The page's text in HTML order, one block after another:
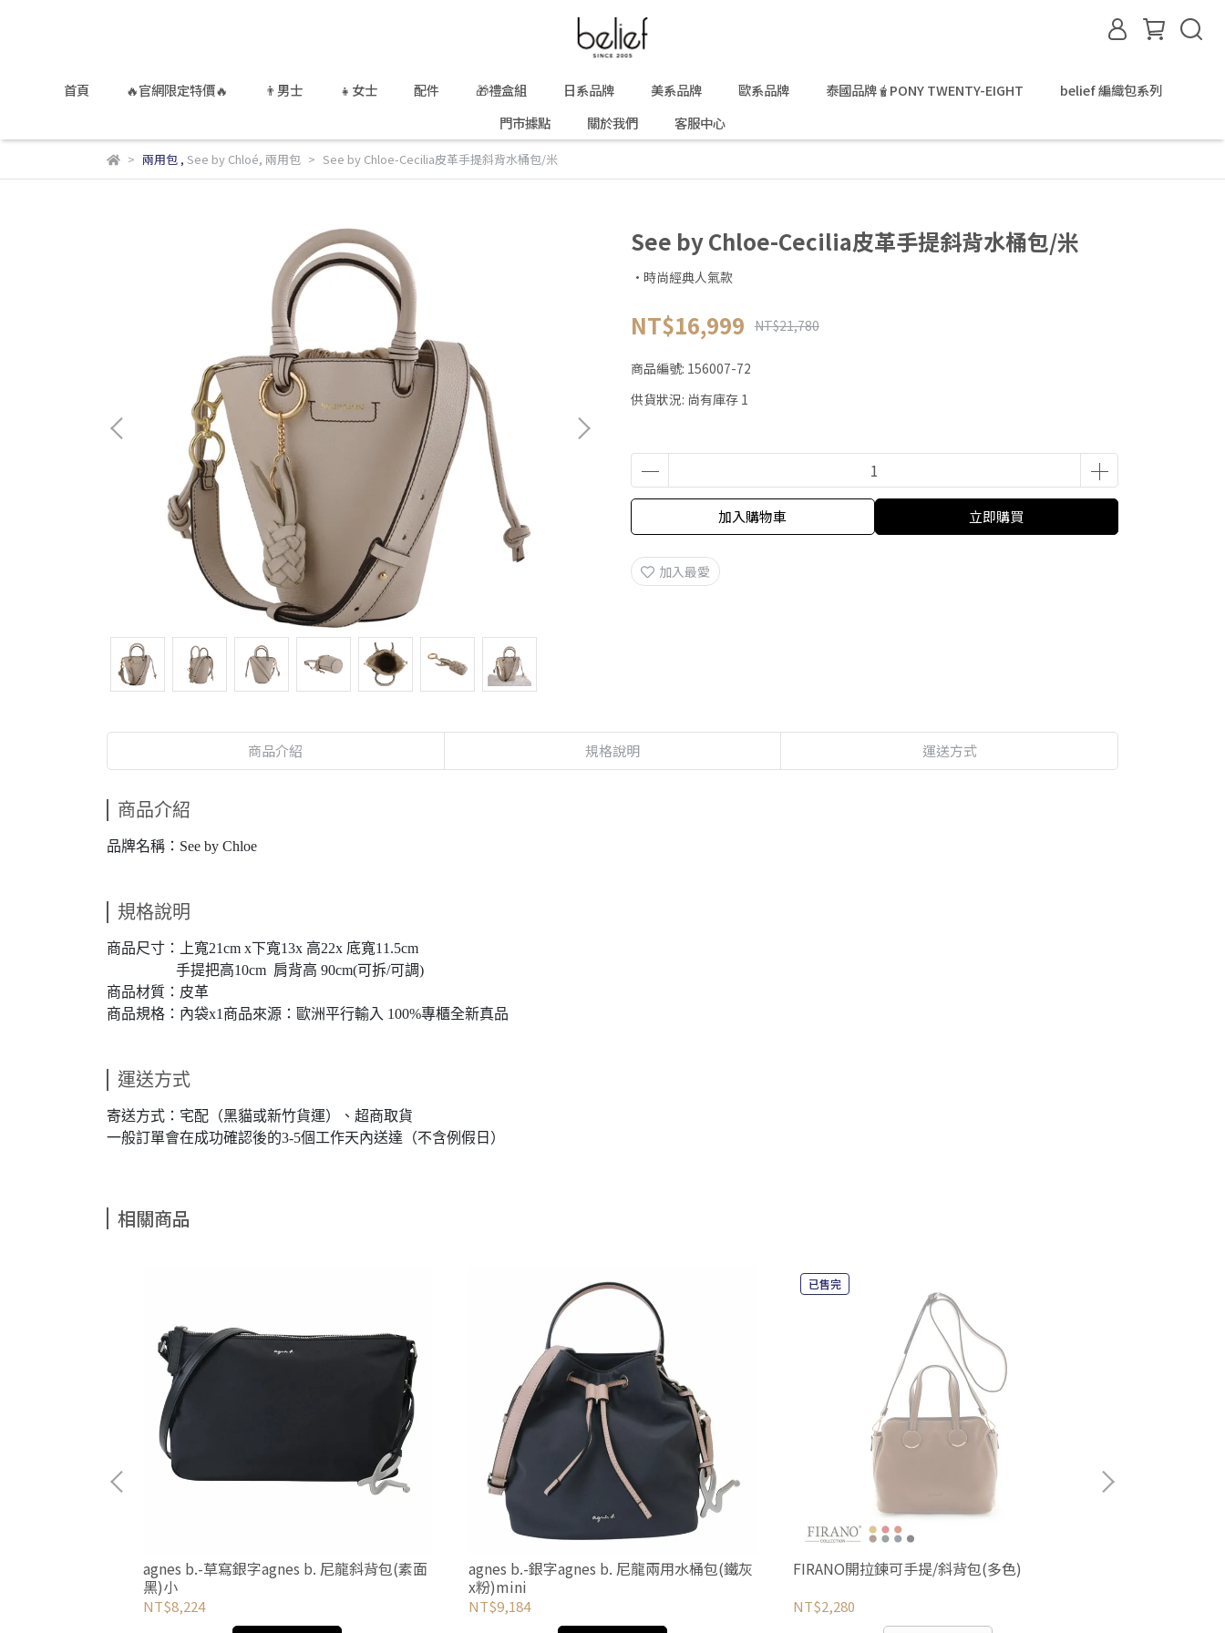
首頁 🔥官網限定特價🔥 👨男士 👧女士 配件 🎁禮盒組 日系品牌 美系品牌 歐系品牌 泰國品牌🧋PONY TWENTY-EIGHT
belief 編織包系列
門市據點
關於我們 客服中心
兩用包, See by Chloé, 兩用包 See by Chloe-Cecilia皮革手提斜背水桶包/米
See by Chloe-Cecilia皮革手提斜背水桶包/米
·時尚經典人氣款
NT$16,999 NT$21,780
商品編號: 156007-72
供貨狀況: 尚有庫存 1
加入購物車 立即購買
加入最愛
商品介紹 規格說明 運送方式
商品介紹
品牌名稱：See by Chloe
規格說明
商品尺寸：上寬21cm x下寬13x 高22x 底寬11.5cm
手提把高10cm 肩背高 90cm(可拆/可調)
商品材質：皮革
商品規格：內袋x1商品來源：歐洲平行輸入 100%專櫃全新真品
運送方式
寄送方式：宅配（黑貓或新竹貨運）、超商取貨
一般訂單會在成功確認後的3-5個工作天內送達（不含例假日）
相關商品
agnes b.-草寫銀字agnes b. 尼龍斜背包(素面
黑)小
NT$8,224
agnes b.-銀字agnes b. 尼龍兩用水桶包(鐵灰
x粉)mini
NT$9,184
已售完
FIRANO開拉鍊可手提/斜背包(多色)
NT$2,280